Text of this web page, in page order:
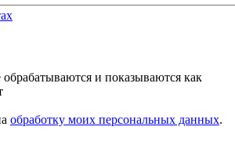
и показываются как
обработку моих персональных данных.